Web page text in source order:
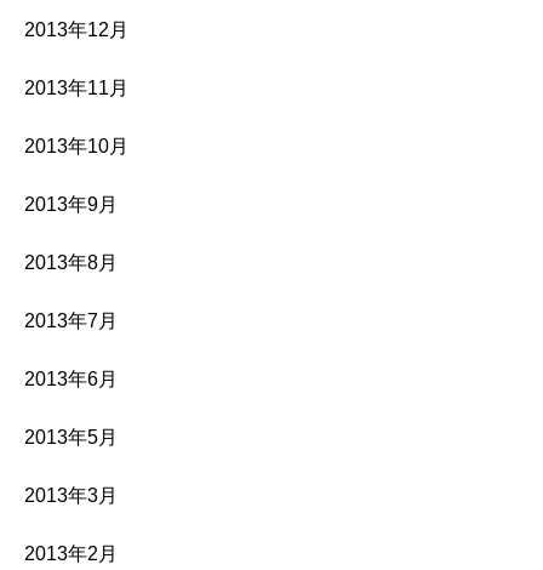
2013年12月
2013年11月
2013年10月
2013年9月
2013年8月
2013年7月
2013年6月
2013年5月
2013年3月
2013年2月